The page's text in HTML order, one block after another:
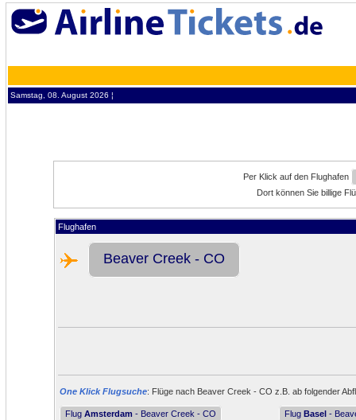
Samstag, 08. August 2026 ¦
Per Klick auf den Flughafen
Dort können Sie billige
Flughafen
Beaver Creek - CO
One Klick Flugsuche: Flüge nach Beaver Creek - CO z.B. ab folgender
Flug Amsterdam - Beaver Creek - CO Flug Basel -